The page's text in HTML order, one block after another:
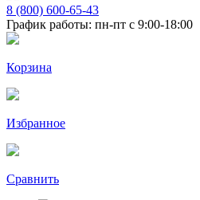
8 (800) 600-65-43
График работы: пн-пт с 9:00-18:00
Корзина
Избранное
Сравнить